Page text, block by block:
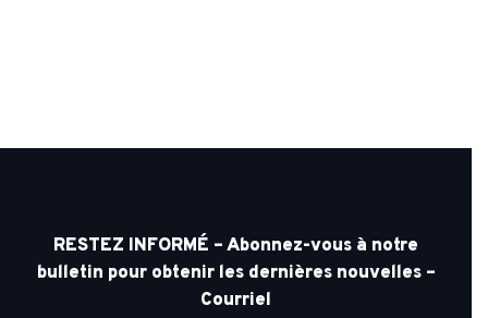
RESTEZ INFORMÉ – Abonnez-vous à notre
bulletin pour obtenir les dernières nouvelles –
Courriel